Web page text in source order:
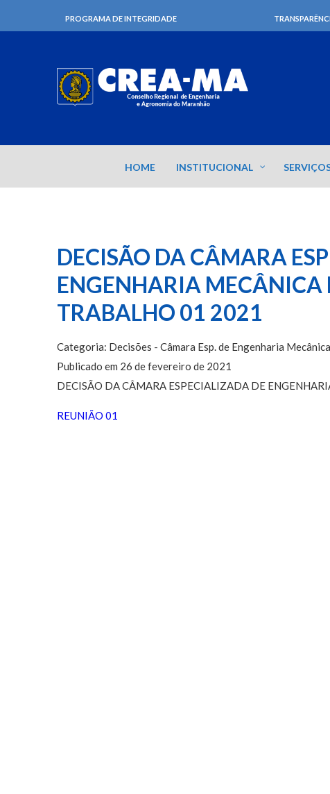
PROGRAMA DE INTEGRIDADE
HOME INSTITUCIONAL
DECISÃO DA CÂMARA
ENGENHARIA MECÂNICA
TRABALHO 01 2021
Categoria: Decisões - Câmara Esp. de Engenharia
Publicado em 26 de fevereiro de 2021
DECISÃO DA CÂMARA ESPECIALIZADA DE
REUNIÃO 01